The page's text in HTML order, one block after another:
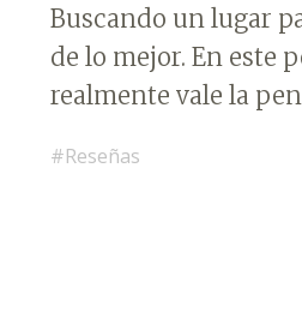
Buscando un lugar
de lo mejor. En este
realmente vale la
Reseñas